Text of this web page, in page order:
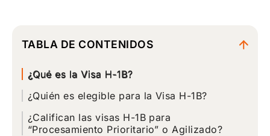
TABLA DE CONTENIDOS
¿Qué es la Visa H-1B?
¿Quién es elegible para la Visa H-1B?
¿Califican las visas H-1B para
“Procesamiento Prioritario” o Agilizado?